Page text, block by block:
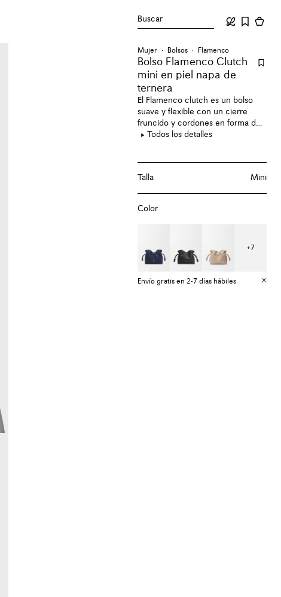
Buscar
Mujer Bolsos Flamenco
Bolso Flamenco Clutch
mini en piel napa de
ternera
El Flamenco clutch es un bolso
suave y flexible con un cierre
fruncido y cordones en forma de
nudo. Esta versión mini está
Todos los detalles
Talla Mini
Color
+7
Envío gratis en 2-7 días hábiles